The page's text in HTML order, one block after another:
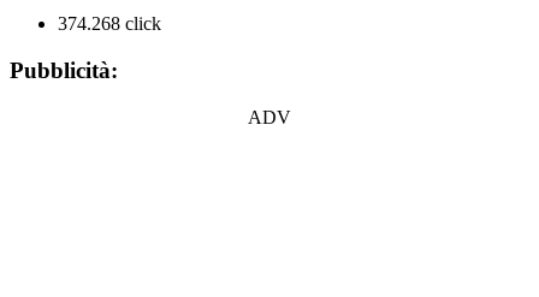
374.268 click
Pubblicità:
ADV